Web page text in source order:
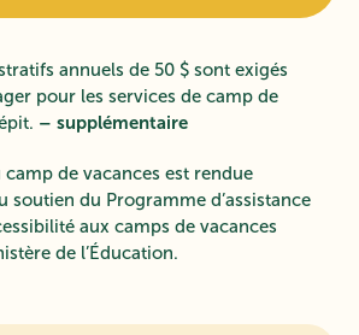
annuels de 50 $ sont exigés
pour les services de camp de
– supplémentaire
camp de vacances est rendue
soutien du Programme d’assistance
aux camps de vacances
de l’Éducation.